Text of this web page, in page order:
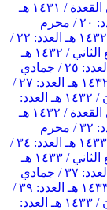
العدد: ٢٠ / محرم
العدد: ٢٢ /
العدد: ٢٥ / جمادي
العدد: ٢٧ /
العدد:
العدد: ٣٢ / محرم
العدد: ٣٤ /
العدد: ٣٧ / جمادي
العدد: ٣٩ /
العدد: